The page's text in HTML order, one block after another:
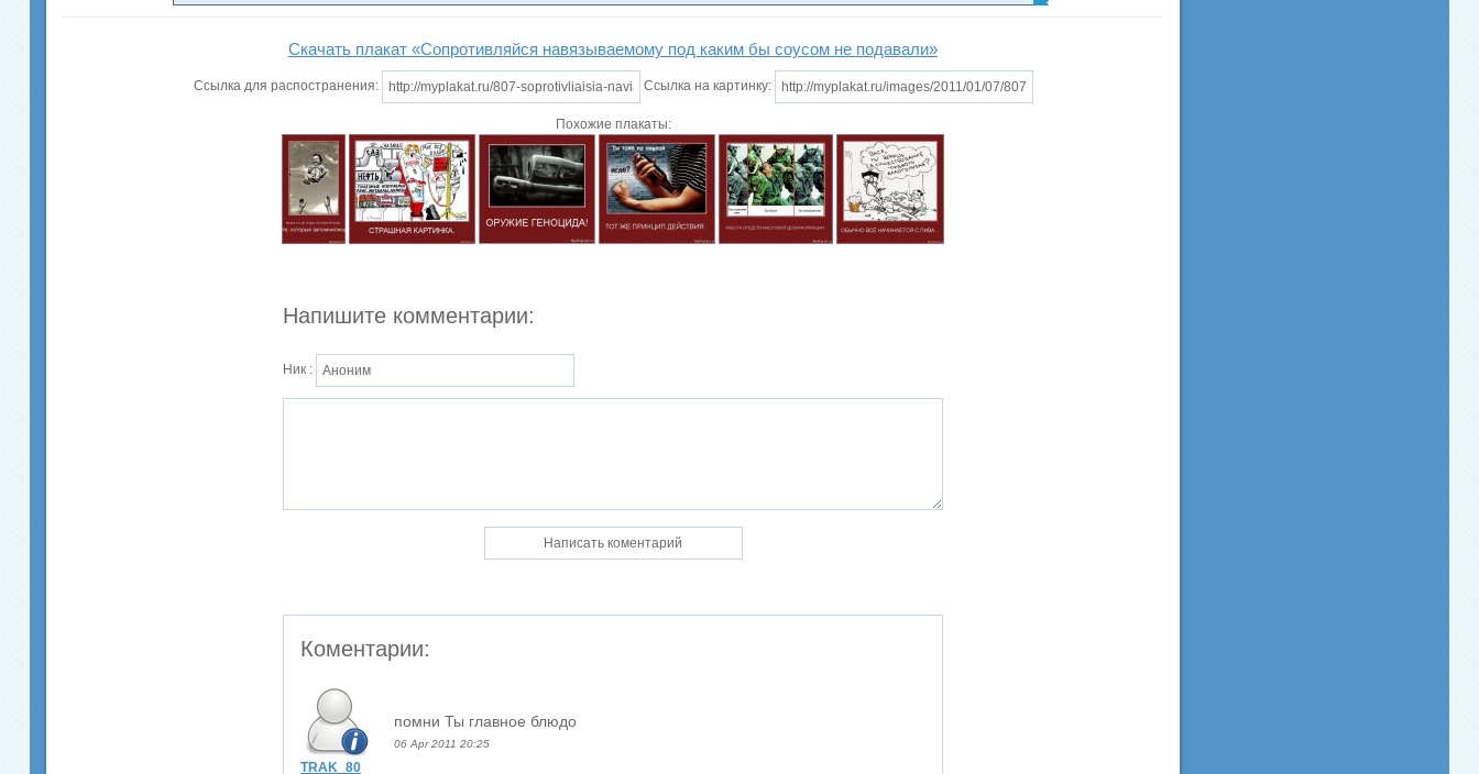
Скачать плакат «Сопротивляйся навязываемому под каким бы соусом не подавали»
Ссылка для распостранения: Ссылка на картинку:
Похожие плакаты:
Напишите комментарии:
Ник :
Коментарии:
TRAK_80
помни Ты главное блюдо
06 Apr 2011 20:25